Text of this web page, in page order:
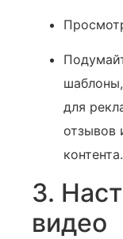
для
отзывов
контента.
3.
видео